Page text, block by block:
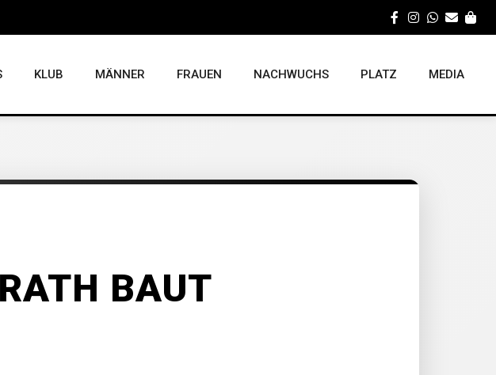
KLUB MÄNNER FRAUEN NACHWUCHS PLATZ MEDIA
BAUT